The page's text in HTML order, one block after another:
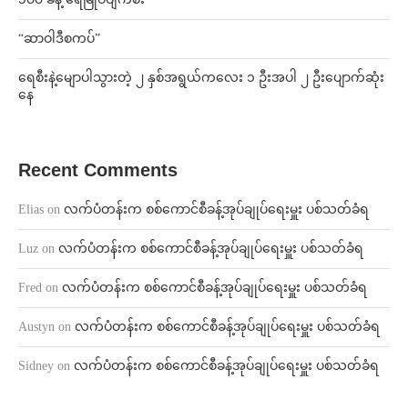
“ဆာဝါဒီစကပ်”
ရေစီးနဲ့မျောပါသွားတဲ့ ၂ နှစ်အရွယ်ကလေး ၁ ဦးအပါ ၂ ဦးပျောက်ဆုံး
နေ
Recent Comments
Elias on လက်ပံတန်းက စစ်ကောင်စီခန့်အုပ်ချုပ်ရေးမှူး ပစ်သတ်ခံရ
Luz on လက်ပံတန်းက စစ်ကောင်စီခန့်အုပ်ချုပ်ရေးမှူး ပစ်သတ်ခံရ
Fred on လက်ပံတန်းက စစ်ကောင်စီခန့်အုပ်ချုပ်ရေးမှူး ပစ်သတ်ခံရ
Austyn on လက်ပံတန်းက စစ်ကောင်စီခန့်အုပ်ချုပ်ရေးမှူး ပစ်သတ်ခံရ
Sidney on လက်ပံတန်းက စစ်ကောင်စီခန့်အုပ်ချုပ်ရေးမှူး ပစ်သတ်ခံရ